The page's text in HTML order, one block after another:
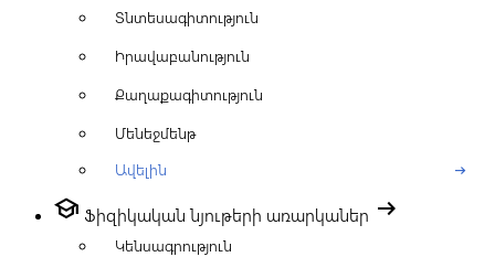
Տնտեսագիտություն
Իրավաբանություն
Քաղաքագիտություն
Մենեջմենթ
Ավելին
arrow_right_alt
school Ֆիզիկական նյութերի առարկաներ arrow_right_alt
Կենսագրություն